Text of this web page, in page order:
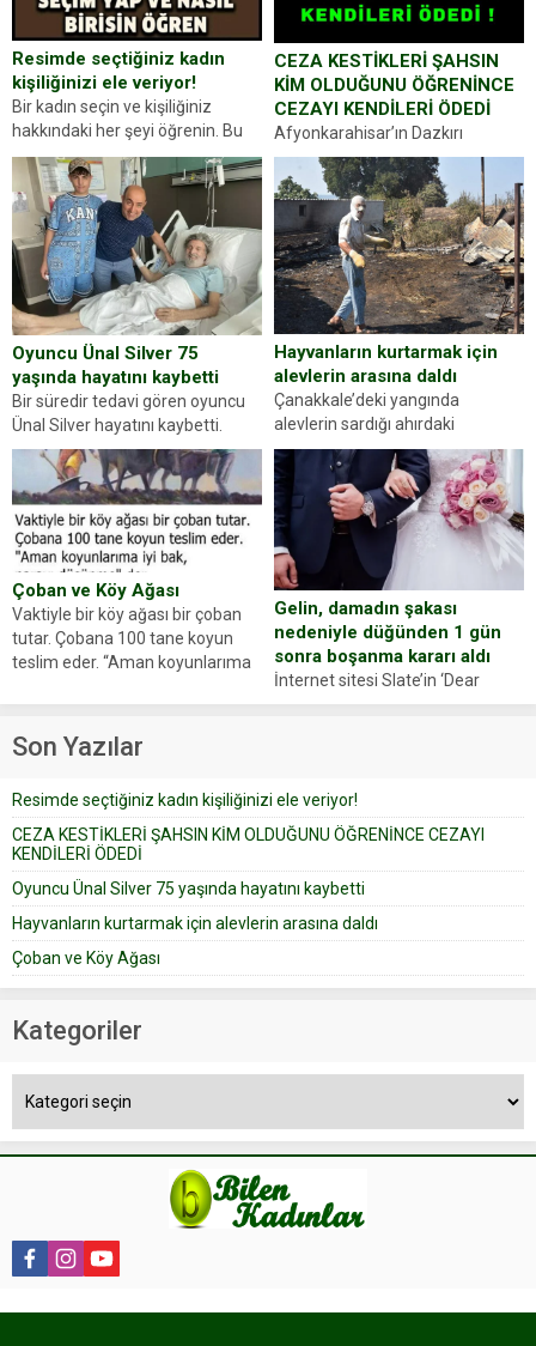
Resimde seçtiğiniz kadın
kişiliğinizi ele veriyor!
Bir kadın seçin ve kişiliğiniz
hakkındaki her şeyi öğrenin. Bu
kez karşınıza oldukça farklı bir
kişilik testiyle çıkıyoruz. Resimde
gördüğünüz kadın figürlerinden
dikkatinizi en...
CEZA KESTİKLERİ ŞAHSIN
KİM OLDUĞUNU ÖĞRENİNCE
CEZAYI KENDİLERİ ÖDEDİ
Afyonkarahisar’ın Dazkırı
ilçesinde trafik uygulaması
yapan jandarma ekipleri
durdurdukları bir otomobilin
sürücüsünden ehliyet ve ruhsat
sorup belgelerini istedi. Sürücü
Abdurrahman Ö.nün verdiği
evraklarda eksik olduğunu...
Oyuncu Ünal Silver 75
yaşında hayatını kaybetti
Bir süredir tedavi gören oyuncu
Ünal Silver hayatını kaybetti.
Haberi, oyuncunun menajerlik
ajansı duyurdu. Renda Güner,
sosyal medya hesabında “Usta
Oyuncumuz ve çok değerli
dostumuz...
Hayvanların kurtarmak için
alevlerin arasına daldı
Çanakkale’deki yangında
alevlerin sardığı ahırdaki
hayvanlarını kurtarmak isteyen
Zeki Demir (66) ölümden döndü.
Yüzünde ve ellerinde yanıklar
oluşan Demir, kâbus dolu anları
anlattı… Merkeze bağlı...
Çoban ve Köy Ağası
Vaktiyle bir köy ağası bir çoban
tutar. Çobana 100 tane koyun
teslim eder. “Aman koyunlarıma
Çoban koyunları alır gider. Aylar...
Gelin, damadın şakası
nedeniyle düğünden 1 gün
sonra boşanma kararı aldı
İnternet sitesi Slate’in ‘Dear
Prudence’ isimli tavsiye köşesine
yapıştırdığı için düğünden...
Son Yazılar
Resimde seçtiğiniz kadın kişiliğinizi ele veriyor!
CEZA KESTİKLERİ ŞAHSIN KİM OLDUĞUNU ÖĞRENİNCE CEZAYI
KENDİLERİ ÖDEDİ
Oyuncu Ünal Silver 75 yaşında hayatını kaybetti
Hayvanların kurtarmak için alevlerin arasına daldı
Çoban ve Köy Ağası
Kategoriler